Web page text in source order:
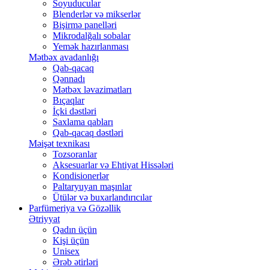
Soyuducular
Blenderlər və mikserlər
Bişirmə panelləri
Mikrodalğalı sobalar
Yemək hazırlanması
Mətbəx avadanlığı
Qab-qacaq
Qənnadı
Mətbəx ləvazimatları
Bıçaqlar
İçki dəstləri
Saxlama qabları
Qab-qacaq dəstləri
Məişət texnikası
Tozsoranlar
Aksesuarlar və Ehtiyat Hissələri
Kondisionerlər
Paltaryuyan maşınlar
Ütülər və buxarlandırıcılar
Parfümeriya və Gözəllik
Ətriyyat
Qadın üçün
Kişi üçün
Unisex
Ərəb ətirləri